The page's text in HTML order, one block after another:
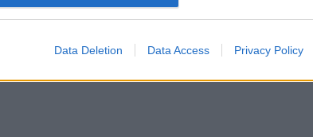
Data Deletion Data Access Privacy Policy